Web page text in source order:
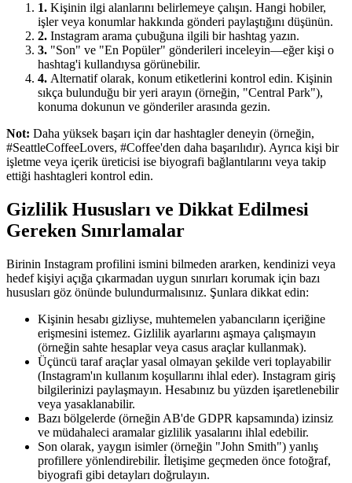
1. Kişinin ilgi alanlarını belirlemeye çalışın. Hangi hobiler,
işler veya konumlar hakkında gönderi paylaştığını düşünün.
2. Instagram arama çubuğuna ilgili bir hashtag yazın.
3. "Son" ve "En Popüler" gönderileri inceleyin—eğer kişi o
hashtag'i kullandıysa görünebilir.
4. Alternatif olarak, konum etiketlerini kontrol edin. Kişinin
sıkça bulunduğu bir yeri arayın (örneğin, "Central Park"),
konuma dokunun ve gönderiler arasında gezin.
Not: Daha yüksek başarı için dar hashtagler deneyin (örneğin,
#SeattleCoffeeLovers, #Coffee'den daha başarılıdır). Ayrıca kişi bir
işletme veya içerik üreticisi ise biyografi bağlantılarını veya takip
ettiği hashtagleri kontrol edin.
Gizlilik Hususları ve Dikkat Edilmesi
Gereken Sınırlamalar
Birinin Instagram profilini ismini bilmeden ararken, kendinizi veya
hedef kişiyi açığa çıkarmadan uygun sınırları korumak için bazı
hususları göz önünde bulundurmalısınız. Şunlara dikkat edin:
Kişinin hesabı gizliyse, muhtemelen yabancıların içeriğine
erişmesini istemez. Gizlilik ayarlarını aşmaya çalışmayın
(örneğin sahte hesaplar veya casus araçlar kullanmak).
Üçüncü taraf araçlar yasal olmayan şekilde veri toplayabilir
(Instagram'ın kullanım koşullarını ihlal eder). Instagram giriş
bilgilerinizi paylaşmayın. Hesabınız bu yüzden işaretlenebilir
veya yasaklanabilir.
Bazı bölgelerde (örneğin AB'de GDPR kapsamında) izinsiz
ve müdahaleci aramalar gizlilik yasalarını ihlal edebilir.
Son olarak, yaygın isimler (örneğin "John Smith") yanlış
profillere yönlendirebilir. İletişime geçmeden önce fotoğraf,
biyografi gibi detayları doğrulayın.